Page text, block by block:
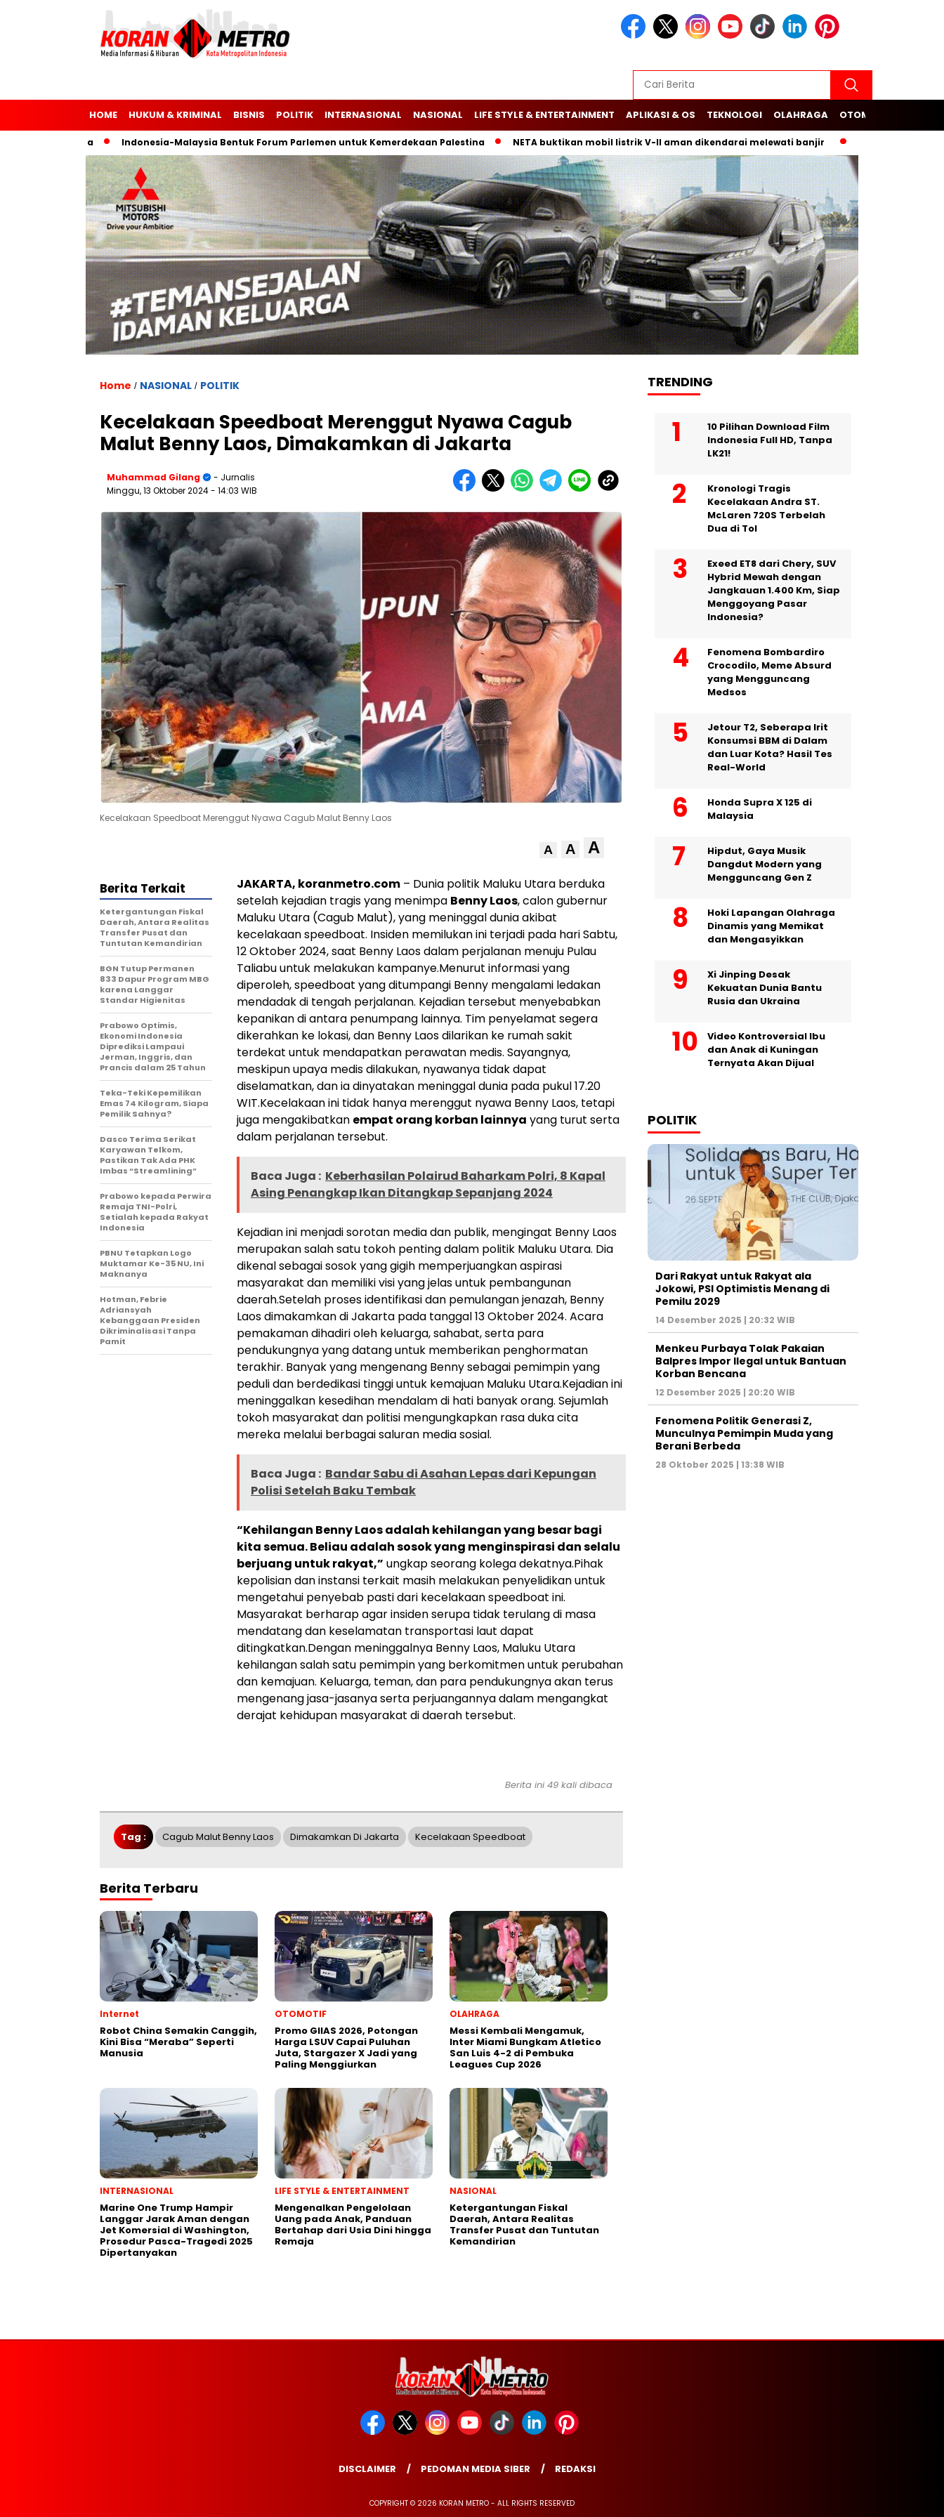
HOME HUKUM & KRIMINAL BISNIS POLITIK INTERNASIONAL NASIONAL LIFE STYLE & ENTERTAINMENT APLIKASI & OS TEKNOLOGI OLAHRAGA OTOMOTIF
Indonesia-Malaysia Bentuk Forum Parlemen untuk Kemerdekaan Palestina NETA buktikan mobil listrik V-II aman dikendarai melewati banjir Budi Arie Setiadi dan
Home / NASIONAL / POLITIK
Kecelakaan Speedboat Merenggut Nyawa Cagub
Malut Benny Laos, Dimakamkan di Jakarta
Muhammad Gilang
- Jurnalis
Minggu, 13 Oktober 2024- 14:03 WIB
Kecelakaan Speedboat Merenggut Nyawa Cagub Malut Benny Laos
A A A
JAKARTA, koranmetro.com – Dunia politik Maluku Utara berduka
setelah kejadian tragis yang menimpa Benny Laos, calon gubernur
Maluku Utara (Cagub Malut), yang meninggal dunia akibat
kecelakaan speedboat. Insiden memilukan ini terjadi pada hari Sabtu,
12 Oktober 2024, saat Benny Laos dalam perjalanan menuju Pulau
Taliabu untuk melakukan kampanye.Menurut informasi yang
diperoleh, speedboat yang ditumpangi Benny mengalami ledakan
mendadak di tengah perjalanan. Kejadian tersebut menyebabkan
kepanikan di antara penumpang lainnya. Tim penyelamat segera
dikerahkan ke lokasi, dan Benny Laos dilarikan ke rumah sakit
terdekat untuk mendapatkan perawatan medis. Sayangnya,
meskipun upaya medis dilakukan, nyawanya tidak dapat
diselamatkan, dan ia dinyatakan meninggal dunia pada pukul 17.20
WIT.Kecelakaan ini tidak hanya merenggut nyawa Benny Laos, tetapi
juga mengakibatkan empat orang korban lainnya yang turut serta
dalam perjalanan tersebut.
Baca Juga : Keberhasilan Polairud Baharkam Polri, 8 Kapal
Asing Penangkap Ikan Ditangkap Sepanjang 2024
Kejadian ini menjadi sorotan media dan publik, mengingat Benny Laos
merupakan salah satu tokoh penting dalam politik Maluku Utara. Dia
dikenal sebagai sosok yang gigih memperjuangkan aspirasi
masyarakat dan memiliki visi yang jelas untuk pembangunan
daerah.Setelah proses identifikasi dan pemulangan jenazah, Benny
Laos dimakamkan di Jakarta pada tanggal 13 Oktober 2024. Acara
pemakaman dihadiri oleh keluarga, sahabat, serta para
pendukungnya yang datang untuk memberikan penghormatan
terakhir. Banyak yang mengenang Benny sebagai pemimpin yang
peduli dan berdedikasi tinggi untuk kemajuan Maluku Utara.Kejadian ini
meninggalkan kesedihan mendalam di hati banyak orang. Sejumlah
tokoh masyarakat dan politisi mengungkapkan rasa duka cita
mereka melalui berbagai saluran media sosial.
Baca Juga : Bandar Sabu di Asahan Lepas dari Kepungan
Polisi Setelah Baku Tembak
“Kehilangan Benny Laos adalah kehilangan yang besar bagi
kita semua. Beliau adalah sosok yang menginspirasi dan selalu
berjuang untuk rakyat,” ungkap seorang kolega dekatnya.Pihak
kepolisian dan instansi terkait masih melakukan penyelidikan untuk
mengetahui penyebab pasti dari kecelakaan speedboat ini.
Masyarakat berharap agar insiden serupa tidak terulang di masa
mendatang dan keselamatan transportasi laut dapat
ditingkatkan.Dengan meninggalnya Benny Laos, Maluku Utara
kehilangan salah satu pemimpin yang berkomitmen untuk perubahan
dan kemajuan. Keluarga, teman, dan para pendukungnya akan terus
mengenang jasa-jasanya serta perjuangannya dalam mengangkat
derajat kehidupan masyarakat di daerah tersebut.
Berita Terkait
Ketergantungan Fiskal
Daerah, Antara Realitas
Transfer Pusat dan
Tuntutan Kemandirian
BGN Tutup Permanen
833 Dapur Program MBG
karena Langgar
Standar Higienitas
Prabowo Optimis,
Ekonomi Indonesia
Diprediksi Lampaui
Jerman, Inggris, dan
Prancis dalam 25 Tahun
Teka-Teki Kepemilikan
Emas 74 Kilogram, Siapa
Pemilik Sahnya?
Dasco Terima Serikat
Karyawan Telkom,
Pastikan Tak Ada PHK
Imbas “Streamlining”
Prabowo kepada Perwira
Remaja TNI-Polri,
Setialah kepada Rakyat
Indonesia
PBNU Tetapkan Logo
Muktamar Ke-35 NU, Ini
Maknanya
Hotman, Febrie
Adriansyah
Kebanggaan Presiden
Dikriminalisasi Tanpa
Pamit
Berita ini 49 kali dibaca
Tag : Cagub Malut Benny Laos Dimakamkan Di Jakarta Kecelakaan Speedboat
Berita Terbaru
Internet
Robot China Semakin Canggih,
Kini Bisa “Meraba” Seperti
Manusia
OTOMOTIF
Promo GIIAS 2026, Potongan
Harga LSUV Capai Puluhan
Juta, Stargazer X Jadi yang
Paling Menggiurkan
OLAHRAGA
Messi Kembali Mengamuk,
Inter Miami Bungkam Atletico
San Luis 4-2 di Pembuka
Leagues Cup 2026
INTERNASIONAL
Marine One Trump Hampir
Langgar Jarak Aman dengan
Jet Komersial di Washington,
Prosedur Pasca-Tragedi 2025
Dipertanyakan
LIFE STYLE & ENTERTAINMENT
Mengenalkan Pengelolaan
Uang pada Anak, Panduan
Bertahap dari Usia Dini hingga
Remaja
NASIONAL
Ketergantungan Fiskal
Daerah, Antara Realitas
Transfer Pusat dan Tuntutan
Kemandirian
TRENDING
10 Pilihan Download Film
Indonesia Full HD, Tanpa
LK21!
Kronologi Tragis
Kecelakaan Andra ST.
McLaren 720S Terbelah
Dua di Tol
Exeed ET8 dari Chery, SUV
Hybrid Mewah dengan
Jangkauan 1.400 Km, Siap
Menggoyang Pasar
Indonesia?
Fenomena Bombardiro
Crocodilo, Meme Absurd
yang Mengguncang
Medsos
Jetour T2, Seberapa Irit
Konsumsi BBM di Dalam
dan Luar Kota? Hasil Tes
Real-World
Honda Supra X 125 di
Malaysia
Hipdut, Gaya Musik
Dangdut Modern yang
Mengguncang Gen Z
Hoki Lapangan Olahraga
Dinamis yang Memikat
dan Mengasyikkan
Xi Jinping Desak
Kekuatan Dunia Bantu
Rusia dan Ukraina
Video Kontroversial Ibu
dan Anak di Kuningan
Ternyata Akan Dijual
POLITIK
Dari Rakyat untuk Rakyat ala
Jokowi, PSI Optimistis Menang di
Pemilu 2029
14 Desember 2025 | 20:32 WIB
Menkeu Purbaya Tolak Pakaian
Balpres Impor Ilegal untuk Bantuan
Korban Bencana
12 Desember 2025 | 20:20 WIB
Fenomena Politik Generasi Z,
Munculnya Pemimpin Muda yang
Berani Berbeda
28 Oktober 2025 | 13:38 WIB
DISCLAIMER PEDOMAN MEDIA SIBER REDAKSI
COPYRIGHT © 2026 KORAN METRO - ALL RIGHTS RESERVED